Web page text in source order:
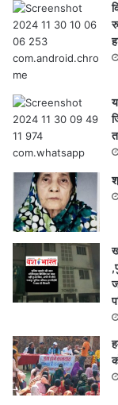
सुख-
समृद्धि
में
होगी
वृद्धि